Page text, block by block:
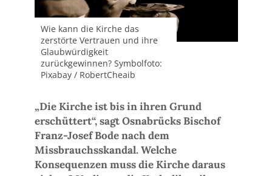
Wie kann die Kirche das
zerstörte Vertrauen und ihre
Glaubwürdigkeit
zurückgewinnen? Symbolfoto:
Pixabay / RobertCheaib
„Die Kirche ist bis in ihren Grund
erschüttert“, sagt Osnabrücks Bischof
Franz-Josef Bode nach dem
Missbrauchsskandal. Welche
Konsequenzen muss die Kirche daraus